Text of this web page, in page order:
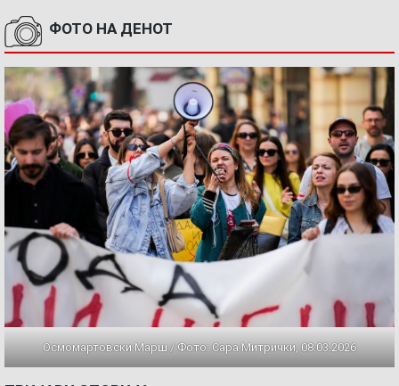
ФОТО НА ДЕНОТ
Осмомартовски Марш / Фото: Сара Митрички, 08.03.2026